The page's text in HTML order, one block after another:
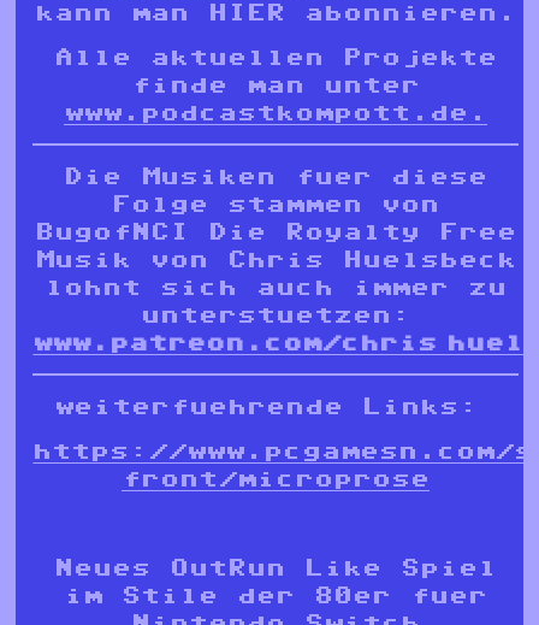
kann man HIER abonnieren.
Alle aktuellen Projekte
finde man unter
www.podcastkompott.de.
Die Musiken fuer diese
Folge stammen von
BugofNCI Die Royalty Free
Musik von Chris Huelsbeck
lohnt sich auch immer zu
unterstuetzen:
www.patreon.com/
weiterfuehrende Links:
https://www.pcgamesn.com/
front/microprose
Neues OutRun Like Spiel
im Stile der 80er fuer